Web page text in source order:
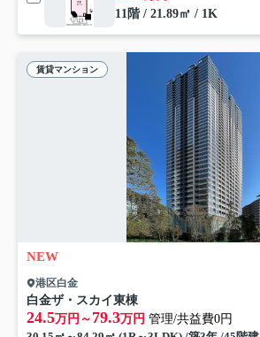
11階 / 21.89㎡ / 1K
賃貸マンション
NEW
港区白金
白金ザ・スカイ東棟
24.5万円～ 79.3万円 管理/共益費0円